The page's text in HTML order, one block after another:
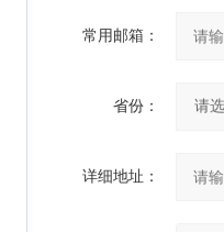
常用邮箱：
省份：
详细地址：